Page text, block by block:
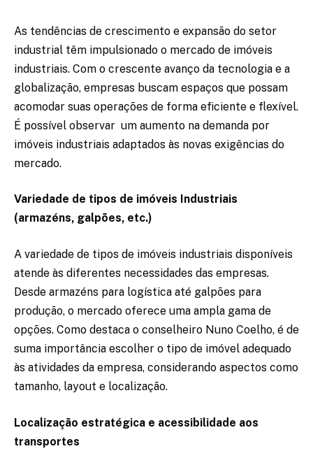
As tendências de crescimento e expansão do setor
industrial têm impulsionado o mercado de imóveis
industriais. Com o crescente avanço da tecnologia e a
globalização, empresas buscam espaços que possam
acomodar suas operações de forma eficiente e flexível.
É possível observar um aumento na demanda por
imóveis industriais adaptados às novas exigências do
mercado.
Variedade de tipos de imóveis Industriais
(armazéns, galpões, etc.)
A variedade de tipos de imóveis industriais disponíveis
atende às diferentes necessidades das empresas.
Desde armazéns para logística até galpões para
produção, o mercado oferece uma ampla gama de
opções. Como destaca o conselheiro Nuno Coelho, é de
suma importância escolher o tipo de imóvel adequado
às atividades da empresa, considerando aspectos como
tamanho, layout e localização.
Localização estratégica e acessibilidade aos
transportes